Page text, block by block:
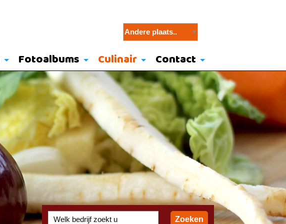
Fotoalbums Culinair Contact